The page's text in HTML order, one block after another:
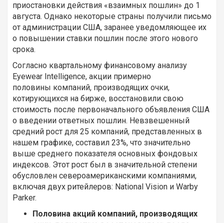
приостановки действия «взаимных пошлин» до 1
августа. Однако некоторые страны получили письмо
от администрации США, заранее уведомляющее их
о повышении ставки пошлин после этого нового
срока.
Согласно квартальному финансовому анализу
Eyewear Intelligence, акции примерно
половины компаний, производящих очки,
котирующихся на бирже, восстановили свою
стоимость после первоначального объявления США
о введении ответных пошлин. Невзвешенный
средний рост для 25 компаний, представленных в
нашем графике, составил 23%, что значительно
выше среднего показателя основных фондовых
индексов. Этот рост был в значительной степени
обусловлен североамериканскими компаниями,
включая двух ритейлеров: National Vision и Warby
Parker.
Половина акций компаний, производящих